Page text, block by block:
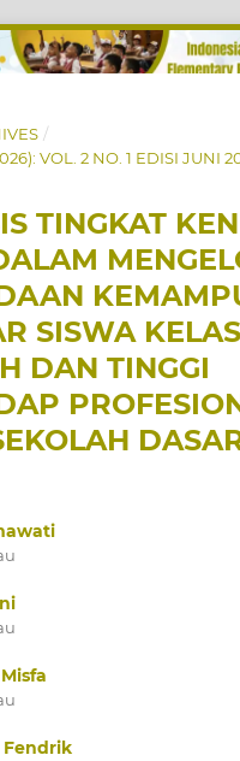
/
VOL. 2 NO. 1 EDISI JUNI
TINGKAT
SISWA KELAS
DAN TINGGI